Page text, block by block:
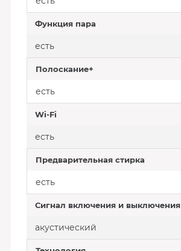
Функция пара
есть
Полоскание+
есть
Wi-Fi
есть
Предварительная стирка
есть
Сигнал включения и выключения
акустический